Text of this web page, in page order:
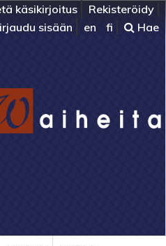
käsikirjoitus
Rekisteröidy
sisään
en fi Hae